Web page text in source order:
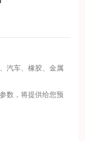
汽车、橡胶、金属
数，将提供给您预